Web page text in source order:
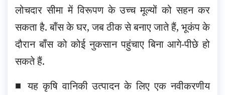
लोचदार सीमा में विरूपण के उच्च मूल्यों को सहन कर
सकता है. बाँस के घर, जब ठीक से बनाए जाते हैं, भूकंप के
दौरान बाँस को कोई नुकसान पहुंचाए बिना आगे-पीछे हो
सकते हैं.
■ यह कृषि वानिकी उत्पादन के लिए एक नवीकरणीय